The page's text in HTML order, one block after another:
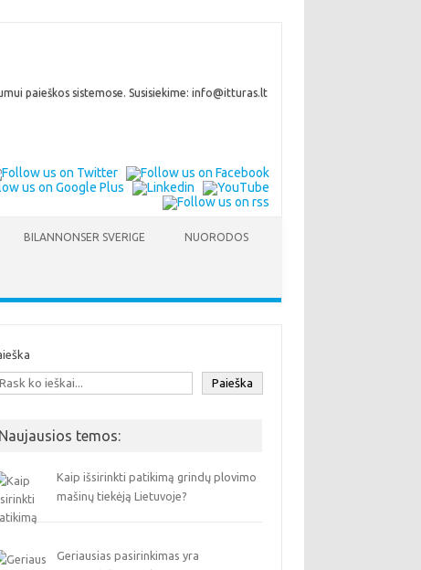
paieškos sistemose. Susisiekime: info@itturas.lt
BILANNONSER SVERIGE NUORODOS
Paieška
Naujausios temos:
Kaip išsirinkti patikimą grindų plovimo
mašinų tiekėją Lietuvoje?
Geriausias pasirinkimas yra